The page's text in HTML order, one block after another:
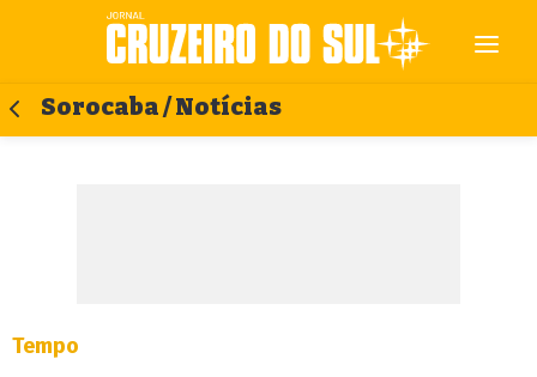
Sorocaba / Notícias
Tempo